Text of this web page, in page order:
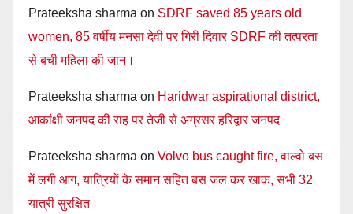
Prateeksha sharma on SDRF saved 85 years old
women, 85 वर्षीय मनसा देवी पर गिरी दिवार SDRF की तत्परता
से बची महिला की जान।
Prateeksha sharma on Haridwar aspirational district,
आकांक्षी जनपद की राह पर तेजी से अग्रसर हरिद्वार जनपद
Prateeksha sharma on Volvo bus caught fire, वाल्वो बस
में लगी आग, यात्रियों के समान सहित बस जल कर खाक, सभी 32
यात्री सुरक्षित।